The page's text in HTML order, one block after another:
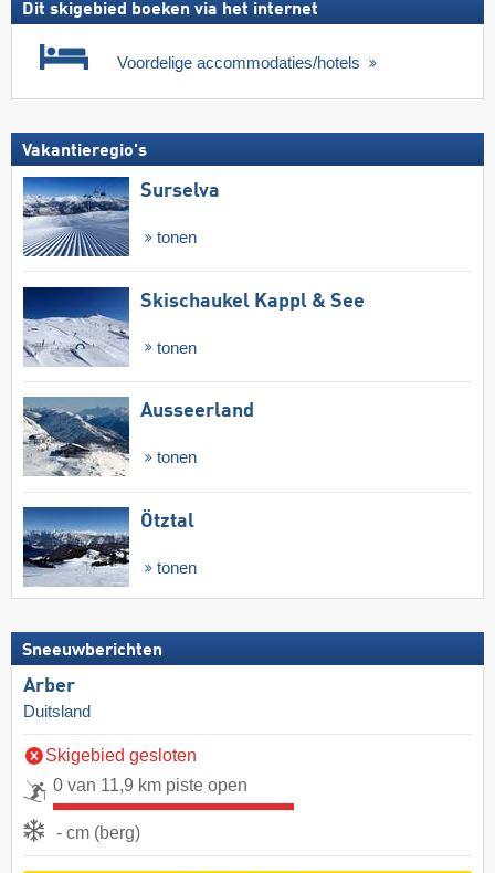
Dit skigebied boeken via het internet
Voordelige accommodaties/hotels
Vakantieregio's
Surselva
tonen
Skischaukel Kappl & See
tonen
Ausseerland
tonen
Ötztal
tonen
Sneeuwberichten
Arber
Duitsland
Skigebied gesloten
0 van 11,9 km piste open
- cm (berg)